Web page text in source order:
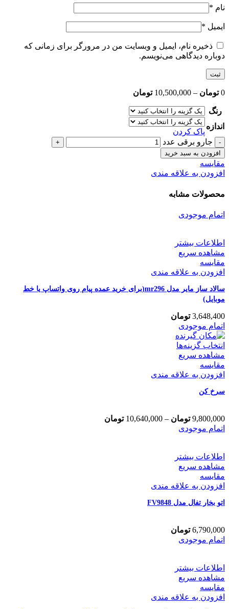
نام *
ایمیل *
ذخیره نام، ایمیل و وبسایت من در مرورگر برای زمانی که
دوباره دیدگاهی می‌نویسم.
0 تومان –
10,500,000 تومان
رنگ
اندازه
پاک کردن
جارو برقی عدد
افزودن به سبد خرید
مقایسه
افزودن به علاقه مندی
محصولات مشابه
اتمام موجودی
اطلاعات بیشتر
مشاهده سریع
مقایسه
افزودن به علاقه مندی
سالاد ساز مایر مدل mr296(برای خرید عمده پیام روی واتساپ یا خط
موبایل)
3,648,400 تومان
اتمام موجودی
انتخاب گزینه‌ها
مشاهده سریع
مقایسه
افزودن به علاقه مندی
سرخ کن
9,800,000 تومان –
10,640,000 تومان
اتمام موجودی
اطلاعات بیشتر
مشاهده سریع
مقایسه
افزودن به علاقه مندی
اتو بخار تفال مدل FV9848
6,790,000 تومان
اتمام موجودی
اطلاعات بیشتر
مشاهده سریع
مقایسه
افزودن به علاقه مندی